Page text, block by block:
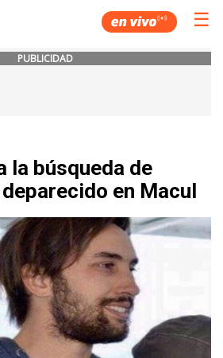
☰
PUBLICIDAD
la búsqueda de
en Macul